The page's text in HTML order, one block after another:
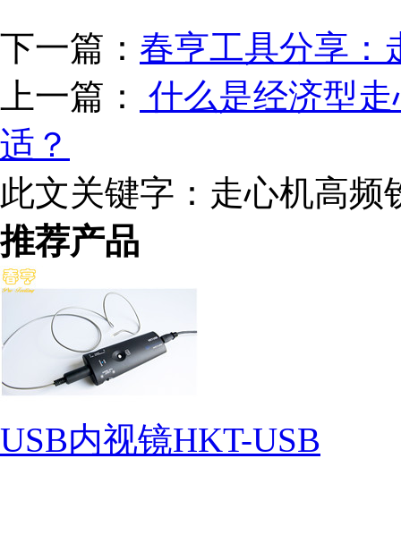
下一篇： 春亨工具分享：
上一篇：
什么是经济型
适？
此文关键字： 走心机高频
推荐产品
USB内视镜HKT-USB